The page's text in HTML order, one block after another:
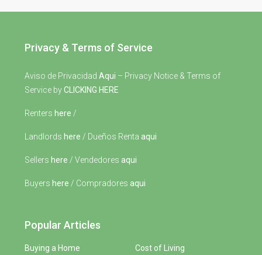
Privacy & Terms of Service
Aviso de Privacidad Aqui – Privacy Notice & Terms of
Service byCLICKING HERE
Renters here /
Landlords here / Dueños Renta aqui
Sellers here / Vendedores aqui
Buyers here / Compradores aqui
Popular Articles
Buying a Home
Cost of Living